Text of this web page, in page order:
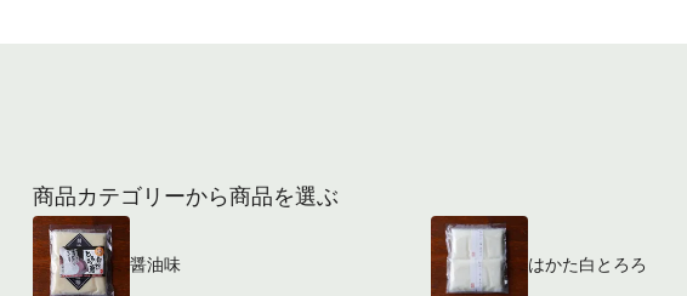
商品カテゴリーから商品を選ぶ
醤油味 はかた白とろろ